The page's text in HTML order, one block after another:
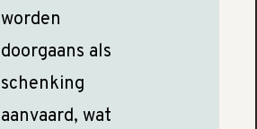
worden
doorgaans als
schenking
aanvaard, wat